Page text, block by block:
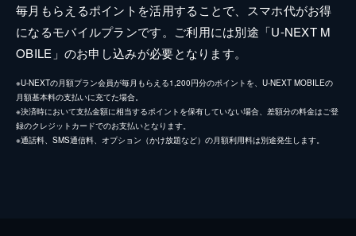
毎月もらえるポイントを活用することで、スマホ代がお得
になるモバイルプランです。ご利用には別途「U-NEXT M
OBILE」のお申し込みが必要となります。
※U-NEXTの月額プラン会員が毎月もらえる1,200円分のポイントを、U-NEXT MOBILEの
月額基本料の支払いに充てた場合。
※決済時において支払金額に相当するポイントを保有していない場合、差額分の料金はご登
録のクレジットカードでのお支払いとなります。
※通話料、SMS通信料、オプション（かけ放題など）の月額利用料は別途発生します。